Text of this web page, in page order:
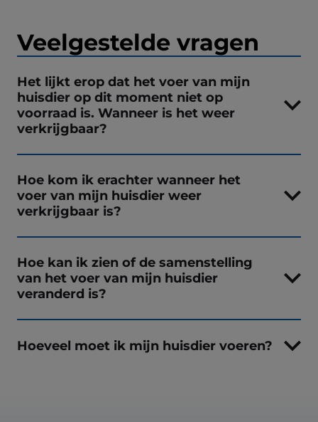
Veelgestelde vragen
Het lijkt erop dat het voer van mijn
huisdier op dit moment niet op
voorraad is. Wanneer is het weer
verkrijgbaar?
Hoe kom ik erachter wanneer het
voer van mijn huisdier weer
verkrijgbaar is?
Hoe kan ik zien of de samenstelling
van het voer van mijn huisdier
veranderd is?
Hoeveel moet ik mijn huisdier voeren?